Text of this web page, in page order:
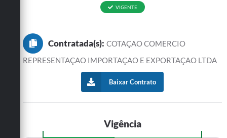
VIGENTE
Contratada(s): COTAÇAO COMERCIO
REPRESENTAÇAO IMPORTAÇAO E EXPORTAÇAO LTDA
Baixar Contrato
Vigência